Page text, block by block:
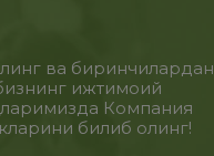
ва биринчилардан
ижтимоий
Компания
билиб олинг!